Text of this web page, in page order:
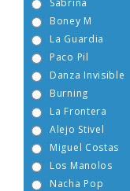
Sabrina
Boney M
La Guardia
Paco Pil
Danza Invisible
Burning
La Frontera
Alejo Stivel
Miguel Costas
Los Manolos
Nacha Pop